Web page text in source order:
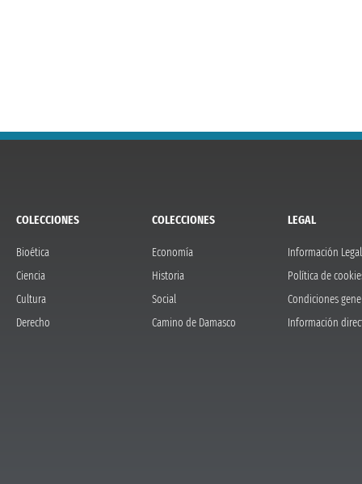
COLECCIONES
Bioética
Ciencia
Cultura
Derecho
COLECCIONES
Economía
Historia
Social
Camino de Damasco
LEGAL
Información
Política de
Condiciones
Información